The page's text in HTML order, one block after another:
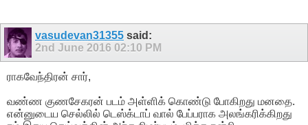
vasudevan31355 said:
2nd June 2016 02:10 PM
ராகவேந்திரன் சார்,
வண்ண குணசேகரன் படம் அள்ளிக் கொண்டு போகிறது மனதை.
என்னுடைய செல்லில் டெஸ்க்டாப் வால் பேப்பராக அலங்கரிக்கிறது